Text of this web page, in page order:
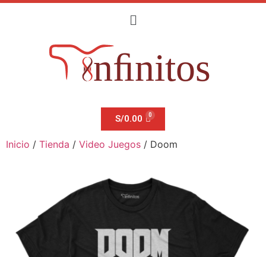
S/0.00
Inicio / Tienda / Video Juegos / Doom